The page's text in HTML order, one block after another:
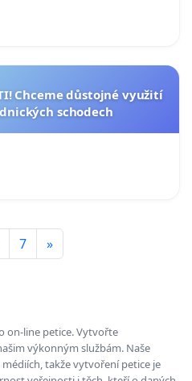
Chceme důstojné využití
schodech
7 »
on-line petice. Vytvořte
výkonným službám. Naše
takže vytvoření petice je